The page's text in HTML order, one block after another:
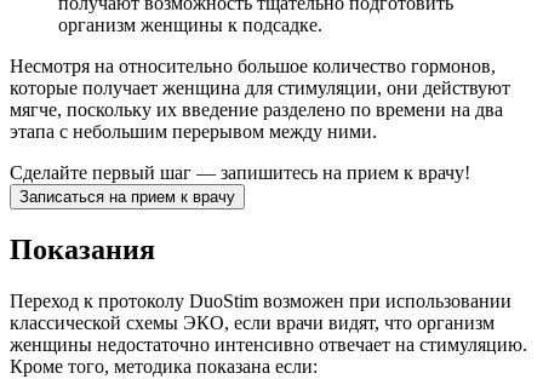
организм женщины к подсадке.
Несмотря на относительно большое количество гормонов,
которые получает женщина для стимуляции, они действуют
мягче, поскольку их введение разделено по времени на два
этапа с небольшим перерывом между ними.
Сделайте первый шаг — запишитесь на прием к врачу!
Записаться на прием к врачу
Показания
Переход к протоколу DuoStim возможен при использовании
классической схемы ЭКО, если врачи видят, что организм
женщины недостаточно интенсивно отвечает на стимуляцию.
Кроме того, методика показана если: